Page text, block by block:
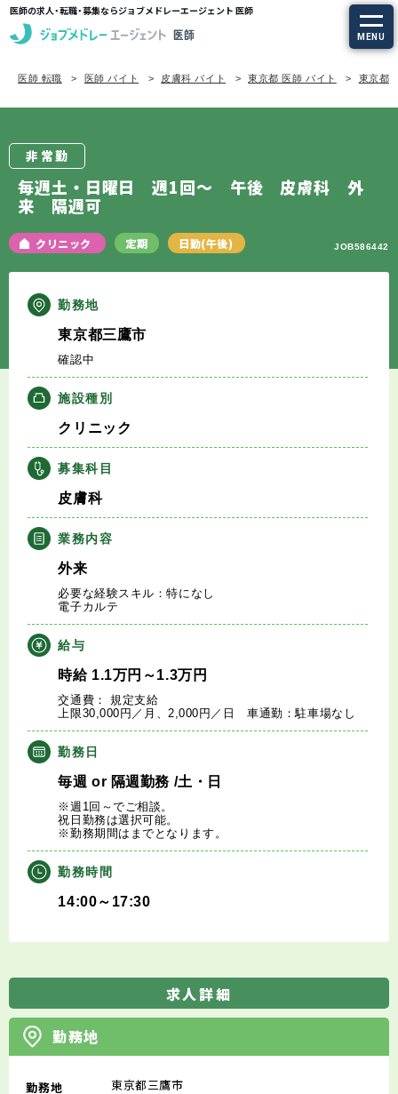
医師の求人・転職・募集ならジョブメドレーエージェント 医師
MENU
求人を探す
定期非常勤の求人
エージェントサービスTOP
サービスの流れ
医師の求人・転職Q&A
知りたい・聞きたい
転職成功事例
医師の転職マニュアル
データで見る医師の平均年収
医師に役立つ取材記事
大学医局紹介
医師 転職 医師 バイト 皮膚科 バイト 東京都 医師 バイト 東京都/
非常勤
毎週土・日曜日 週1回～ 午後 皮膚科 外
来 隔週可
クリニック 定期 日勤(午後) JOB586442
勤務地
東京都三鷹市
確認中
施設種別
クリニック
募集科目
皮膚科
業務内容
外来
必要な経験スキル：特になし
電子カルテ
給与
時給1.1万円 ～1.3万円
交通費： 規定支給
上限30,000円／月、2,000円／日 車通勤：駐車場なし
勤務日
毎週 or 隔週勤務 /土・日
※週1回～でご相談。
祝日勤務は選択可能。
※勤務期間はまでとなります。
勤務時間
14:00～17:30
求人詳細
勤務地
勤務地 東京都三鷹市